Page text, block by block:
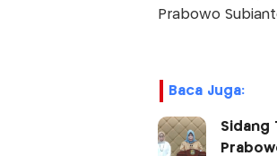
Prabowo
Baca Juga:
Sidang